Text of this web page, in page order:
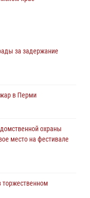
при задержании
день в клубе
за задержание
в Перми
охраны
место на фестивале
торжественном